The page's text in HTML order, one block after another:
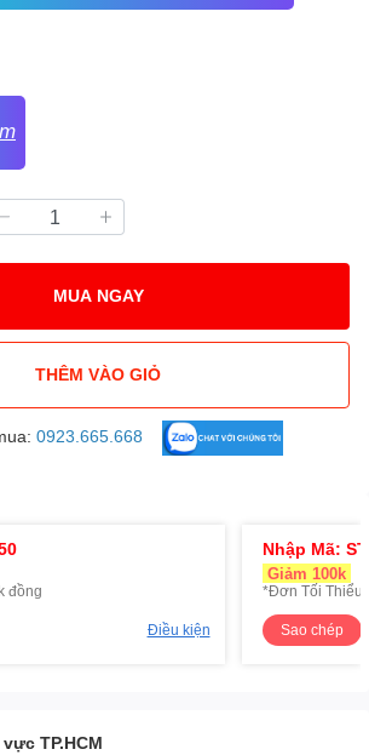
MUA NGAY
THÊM VÀO GIỎ
0923.665.668
đồng
Điều kiện
Nhập Mã:
Giảm 100k
*Đơn Tối Thiểu
Sao chép
TP.HCM